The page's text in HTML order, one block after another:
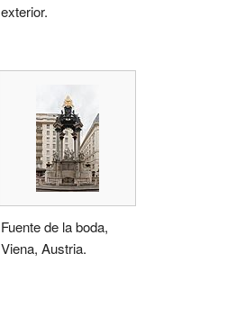
exterior.
Fuente de la boda,
Viena, Austria.